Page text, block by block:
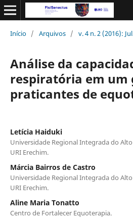
Início / Arquivos / v. 4 n. 2 (2016):
Análise da
respiratória em um
praticantes de
Letícia Haiduki
Universidade Regional Integrada do
URI Erechim.
Márcia Bairros de Castro
Universidade Regional Integrada do
URI Erechim.
Aline Maria Tonatto
Centro de Fortalecer Equoterapia.